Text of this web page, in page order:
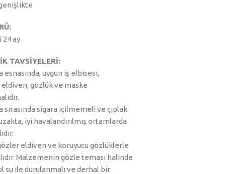
24 ay
TAVSİYELERİ:
esnasında, uygun iş elbisesi,
eldiven, gözlük ve maske
sırasında sigara içilmemeli ve çıplak
iyi havalandırılmış ortamlarda
eldiven ve koruyucu gözlüklerle
Malzemenin gözle teması halinde
su ile durulanmalı ve derhal bir